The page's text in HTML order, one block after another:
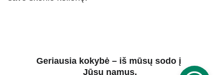
Geriausia kokybė – iš mūsų sodo į
Jūsų namus.